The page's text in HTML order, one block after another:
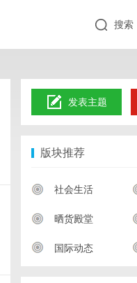
搜索
发表主题
版块推荐
社会生活
晒货殿堂
国际动态